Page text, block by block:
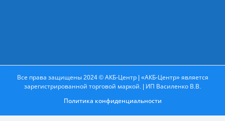
Все права защищены 2024 © АКБ-Центр | «АКБ-Центр» является
зарегистрированной торговой маркой. | ИП Василенко В.В.
Политика конфиденциальности